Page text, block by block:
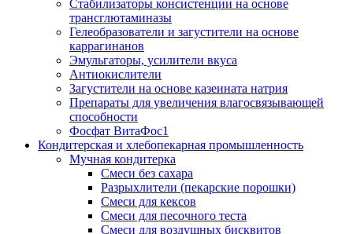
Стабилизаторы консистенции на основе
трансглютаминазы
Гелеобразователи и загустители на основе
каррагинанов
Эмульгаторы, усилители вкуса
Антиокислители
Загустители на основе казеината натрия
Препараты для увеличения влагосвязывающей
способности
Фосфат ВитаФос1
Кондитерская и хлебопекарная промышленность
Мучная кондитерка
Смеси без сахара
Разрыхлители (пекарские порошки)
Смеси для кексов
Смеси для песочного теста
Смеси для воздушных бисквитов